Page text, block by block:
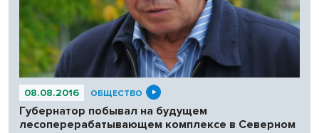
08.08.2016 ОБЩЕСТВО
Губернатор побывал на будущем
лесоперерабатывающем комплексе в Северном